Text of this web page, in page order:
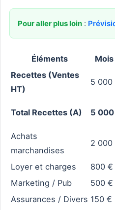
Pour aller plus loin :
Éléments Mois
Recettes (Ventes
HT)
5 000
Total Recettes (A) 5
Achats
marchandises
2 000
Loyer et charges 800 €
Marketing / Pub
500 €
Assurances / Divers 150 €